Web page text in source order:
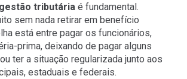
tributária é fundamental.
sem nada retirar em benefício
está entre pagar os funcionários,
prima, deixando de pagar alguns
ter a situação regularizada junto aos
estaduais e federais.